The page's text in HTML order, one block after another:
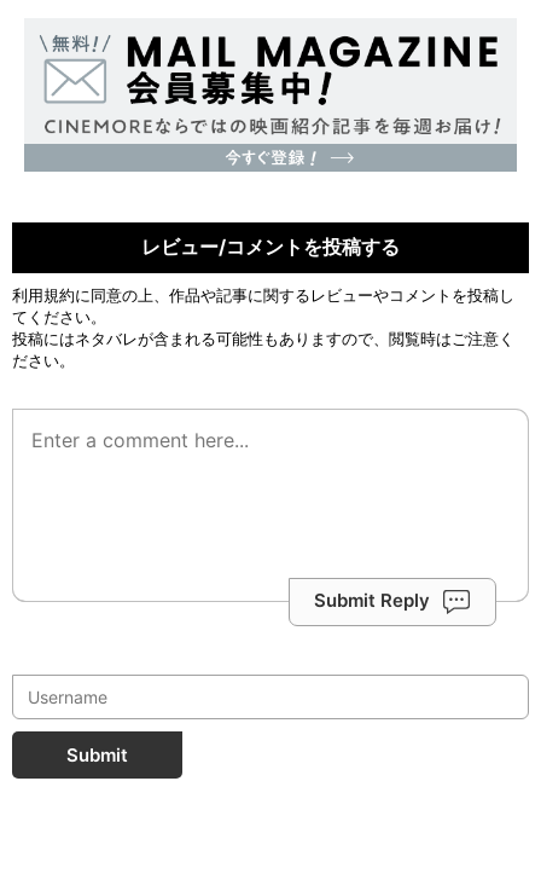
レビュー/コメントを投稿する
利用規約に同意の上、作品や記事に関するレビューやコメントを投稿し
てください。
投稿にはネタバレが含まれる可能性もありますので、閲覧時はご注意く
ださい。
Submit Reply
Submit